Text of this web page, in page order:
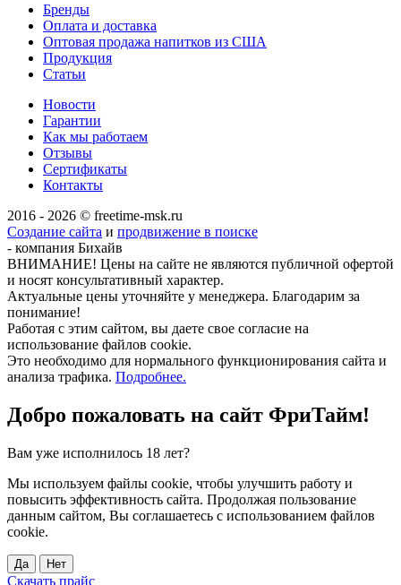
Бренды
Оплата и доставка
Оптовая продажа напитков из США
Продукция
Статьи
Новости
Гарантии
Как мы работаем
Отзывы
Сертификаты
Контакты
2016 - 2026 © freetime-msk.ru
Создание сайта и продвижение в поиске
- компания Бихайв
ВНИМАНИЕ! Цены на сайте не являются публичной офертой
и носят консультативный характер.
Актуальные цены уточняйте у менеджера. Благодарим за
понимание!
Работая с этим сайтом, вы даете свое согласие на
использование файлов cookie.
Это необходимо для нормального функционирования сайта и
анализа трафика. Подробнее.
Добро пожаловать на сайт ФриТайм!
Вам уже исполнилось 18 лет?
Мы используем файлы cookie, чтобы улучшить работу и
повысить эффективность сайта. Продолжая пользование
данным сайтом, Вы соглашаетесь с использованием файлов
cookie.
Да Нет
Скачать прайс